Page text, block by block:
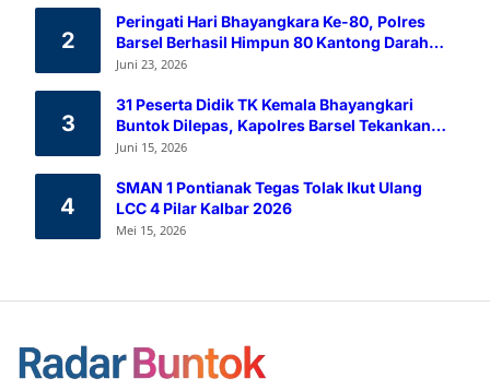
2
Peringati Hari Bhayangkara Ke-80, Polres
Barsel Berhasil Himpun 80 Kantong Darah
Melalui Aksi Donor Darah
Juni 23, 2026
3
31 Peserta Didik TK Kemala Bhayangkari
Buntok Dilepas, Kapolres Barsel Tekankan
Pendidikan Karakter
Juni 15, 2026
4
SMAN 1 Pontianak Tegas Tolak Ikut Ulang
LCC 4 Pilar Kalbar 2026
Mei 15, 2026